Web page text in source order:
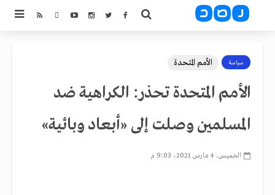
سياسة الأمم المتحدة
الأمم المتحدة تحذر: الكراهية ضد
المسلمين وصلت إلى «أبعاد وبائية»
الخميس، 4 مارس 2021، 9:03 م